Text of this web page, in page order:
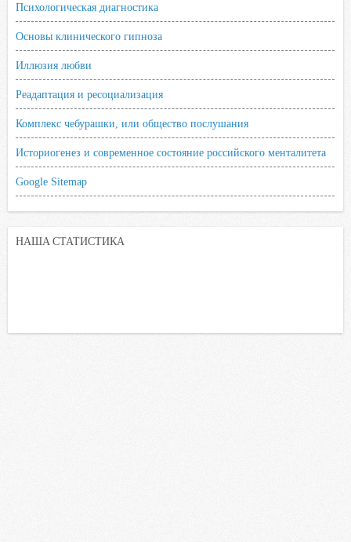
Психологическая диагностика
Основы клинического гипноза
Иллюзия любви
Реадаптация и ресоциализация
Комплекс чебурашки, или общество послушания
Историогенез и современное состояние российского менталитета
Google Sitemap
НАША СТАТИСТИКА